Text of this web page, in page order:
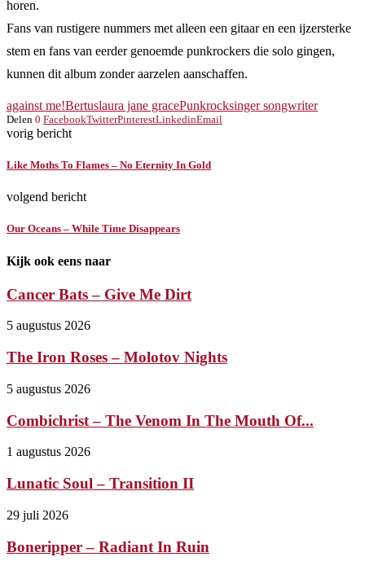
horen.
Fans van rustigere nummers met alleen een gitaar en een ijzersterke
stem en fans van eerder genoemde punkrockers die solo gingen,
kunnen dit album zonder aarzelen aanschaffen.
against me!Bertuslaura jane gracePunkrocksinger songwriter
Delen 0 FacebookTwitterPinterestLinkedinEmail
vorig bericht
Like Moths To Flames – No Eternity In Gold
volgend bericht
Our Oceans – While Time Disappears
Kijk ook eens naar
Cancer Bats – Give Me Dirt
5 augustus 2026
The Iron Roses – Molotov Nights
5 augustus 2026
Combichrist – The Venom In The Mouth Of...
1 augustus 2026
Lunatic Soul – Transition II
29 juli 2026
Boneripper – Radiant In Ruin